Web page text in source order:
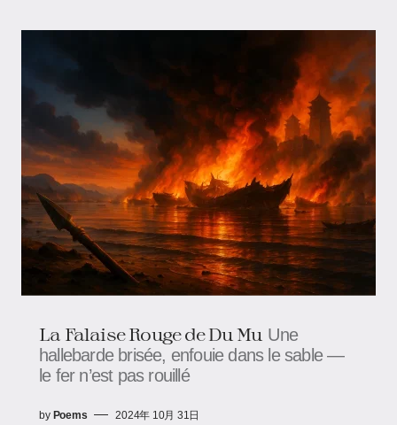
La Falaise Rouge de Du Mu Une
hallebarde brisée, enfouie dans le sable —
le fer n’est pas rouillé
by Poems 2024年 10月 31日